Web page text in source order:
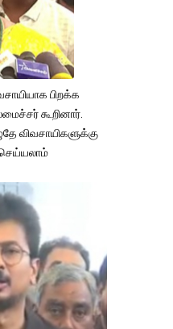
பிறக்க
கூறினார்.
விவசாயிகளுக்கு